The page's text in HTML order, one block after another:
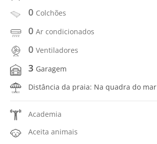
0 Colchões
0 Ar condicionados
0 Ventiladores
3 Garagem
Distância da praia: Na quadra do mar
Academia
Aceita animais